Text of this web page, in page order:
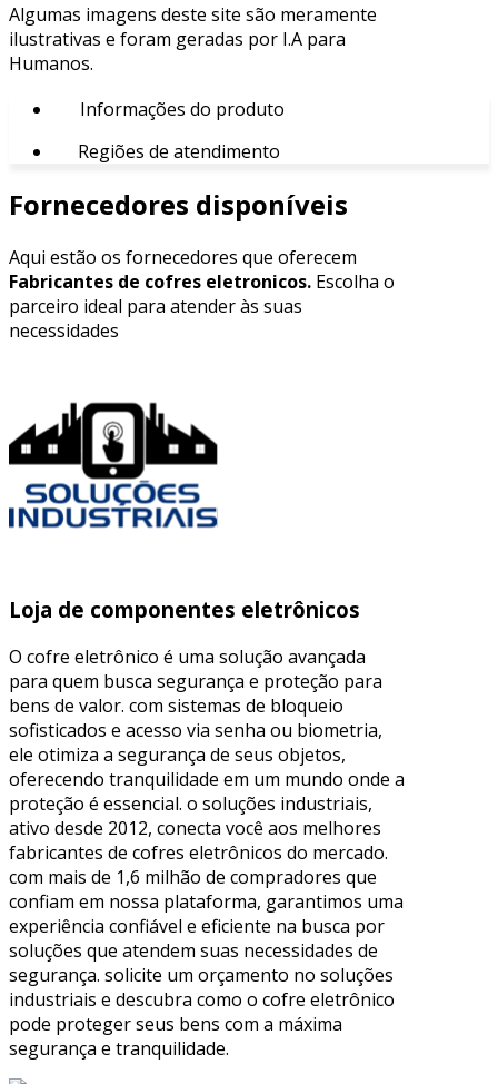
Algumas imagens deste site são meramente
ilustrativas e foram geradas por I.A para
Humanos.
Informações do produto
Regiões de atendimento
Fornecedores disponíveis
Aqui estão os fornecedores que oferecem
Fabricantes de cofres eletronicos. Escolha o
parceiro ideal para atender às suas
necessidades
Loja de componentes eletrônicos
O cofre eletrônico é uma solução avançada
para quem busca segurança e proteção para
bens de valor. com sistemas de bloqueio
sofisticados e acesso via senha ou biometria,
ele otimiza a segurança de seus objetos,
oferecendo tranquilidade em um mundo onde a
proteção é essencial. o soluções industriais,
ativo desde 2012, conecta você aos melhores
fabricantes de cofres eletrônicos do mercado.
com mais de 1,6 milhão de compradores que
confiam em nossa plataforma, garantimos uma
experiência confiável e eficiente na busca por
soluções que atendem suas necessidades de
segurança. solicite um orçamento no soluções
industriais e descubra como o cofre eletrônico
pode proteger seus bens com a máxima
segurança e tranquilidade.